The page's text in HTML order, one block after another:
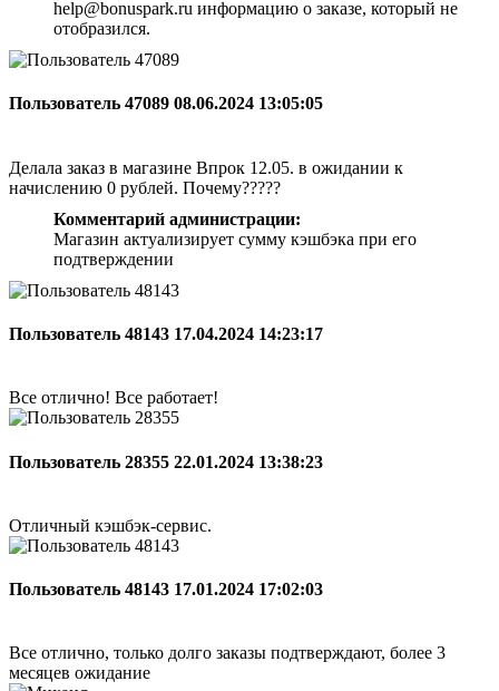
help@bonuspark.ru информацию о заказе, который не
отобразился.
Пользователь 47089 08.06.2024 13:05:05
Делала заказ в магазине Впрок 12.05. в ожидании к
начислению 0 рублей. Почему?????
Комментарий администрации:
Магазин актуализирует сумму кэшбэка при его
подтверждении
Пользователь 48143 17.04.2024 14:23:17
Все отлично! Все работает!
Пользователь 28355 22.01.2024 13:38:23
Отличный кэшбэк-сервис.
Пользователь 48143 17.01.2024 17:02:03
Все отлично, только долго заказы подтверждают, более 3
месяцев ожидание